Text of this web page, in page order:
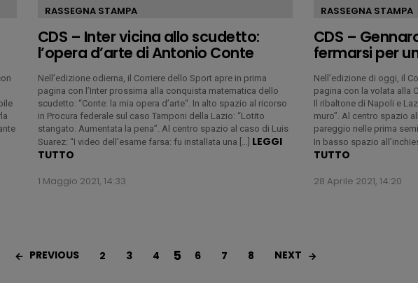
RASSEGNA STAMPA
CDS – Inter vicina allo scudetto:
l’opera d’arte di Antonio Conte
Nell’edizione odierna, il Corriere dello Sport apre in prima
pagina con l’Inter prossima alla conquista matematica dello
scudetto: “Conte: la mia opera d’arte“. In alto spazio al ricorso
in Procura federale sul caso Tamponi della Lazio: “Lotito
stangato. Aumentata la pena”. Al centro spazio al caso di Luis
Suarez: “I video dell’esame farsa: fu installata una […] LEGGI
TUTTO
1 Maggio 2021, 14:33
RASSEGNA STAMPA
CDS –
fermarsi per
Nell’edizione di oggi, il
pagina con la volata alla
Il ribaltone di Napoli e
muro”. Al centro spazio
pareggio nelle prima
In basso spazio
TUTTO
28 Aprile 2021, 14:20
PREVIOUS 2 3 4 5 6 7 8 NEXT